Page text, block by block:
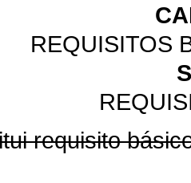
REQUISITOS
requisito